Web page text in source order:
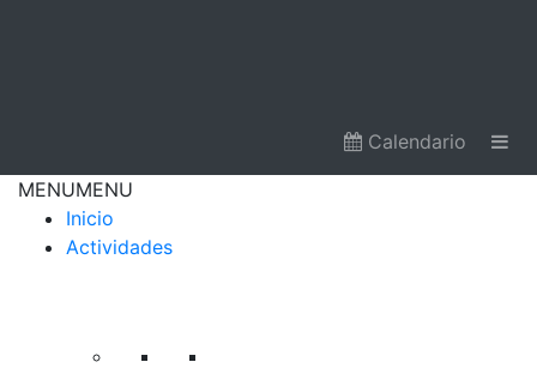
Calendario
MENUMENU
Inicio
Actividades